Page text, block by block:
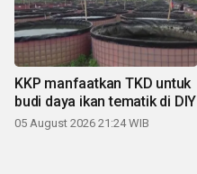
KKP manfaatkan TKD untuk
budi daya ikan tematik di DIY
05 August 2026 21:24 WIB